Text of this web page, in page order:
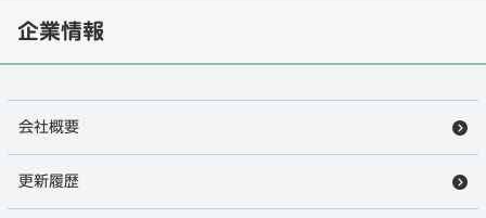
企業情報
会社概要
更新履歴